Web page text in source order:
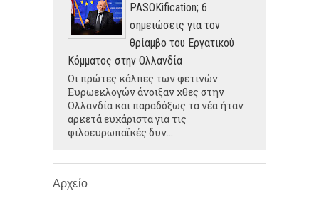
PASOKification; 6
σημειώσεις για τον
θρίαμβο του Εργατικού
Κόμματος στην Ολλανδία
Οι πρώτες κάλπες των φετινών
Ευρωεκλογών άνοιξαν χθες στην
Ολλανδία και παραδόξως τα νέα ήταν
αρκετά ευχάριστα για τις
φιλοευρωπαϊκές δυν...
Αρχείο